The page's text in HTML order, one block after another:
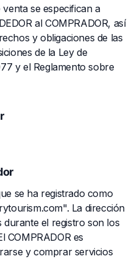
se especifican a
al COMPRADOR, así
y obligaciones de las
de la Ley de
y el Reglamento sobre
se ha registrado como
La dirección
durante el registro son los
COMPRADOR es
y comprar servicios